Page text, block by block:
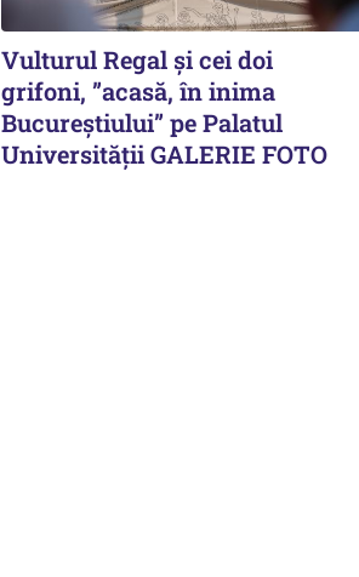
Vulturul Regal și cei doi
grifoni, ”acasă, în inima
Bucureștiului” pe Palatul
Universității GALERIE FOTO